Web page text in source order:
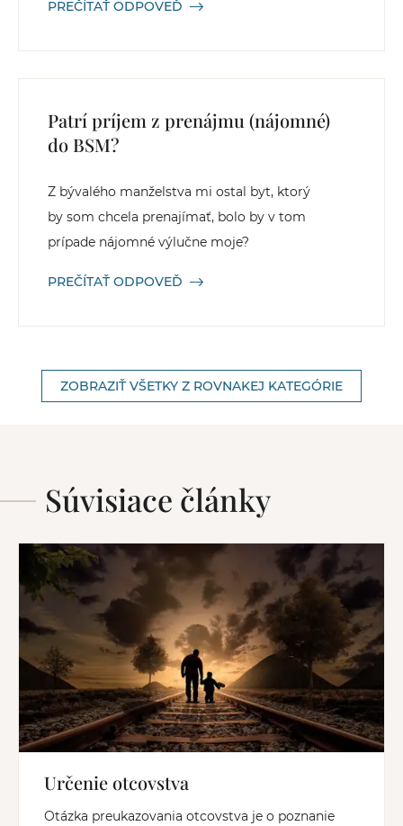
PREČÍTAŤ ODPOVEĎ
Patrí príjem z prenájmu (nájomné)
do BSM?
Z bývalého manželstva mi ostal byt, ktorý
by som chcela prenajímať, bolo by v tom
prípade nájomné výlučne moje?
PREČÍTAŤ ODPOVEĎ
ZOBRAZIŤ VŠETKY Z ROVNAKEJ KATEGÓRIE
Súvisiace články
Určenie otcovstva
Otázka preukazovania otcovstva je o poznanie